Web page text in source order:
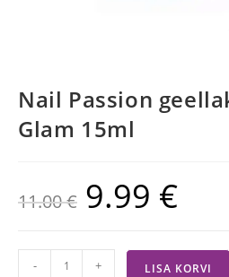
Nail Passion
Glam 15ml
11.00€ 9.99 €
- + LISA KORVI